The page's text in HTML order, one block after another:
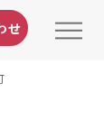
せ